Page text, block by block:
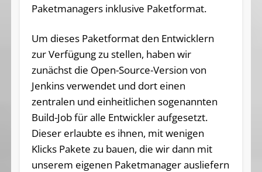
Paketmanagers inklusive Paketformat.
Um dieses Paketformat den Entwicklern
zur Verfügung zu stellen, haben wir
zunächst die Open-Source-Version von
Jenkins verwendet und dort einen
zentralen und einheitlichen sogenannten
Build-Job für alle Entwickler aufgesetzt.
Dieser erlaubte es ihnen, mit wenigen
Klicks Pakete zu bauen, die wir dann mit
unserem eigenen Paketmanager ausliefern